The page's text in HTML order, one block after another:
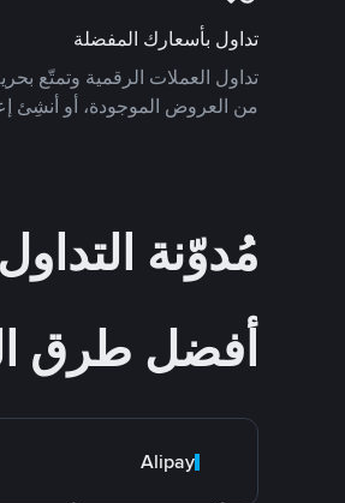
تداول بأسعارك المفضلة
تداول العملات الرقمية وتمتّع
من العروض الموجودة، أو أنشِئ
مُدوّنة
أفضل طرق
Alipay